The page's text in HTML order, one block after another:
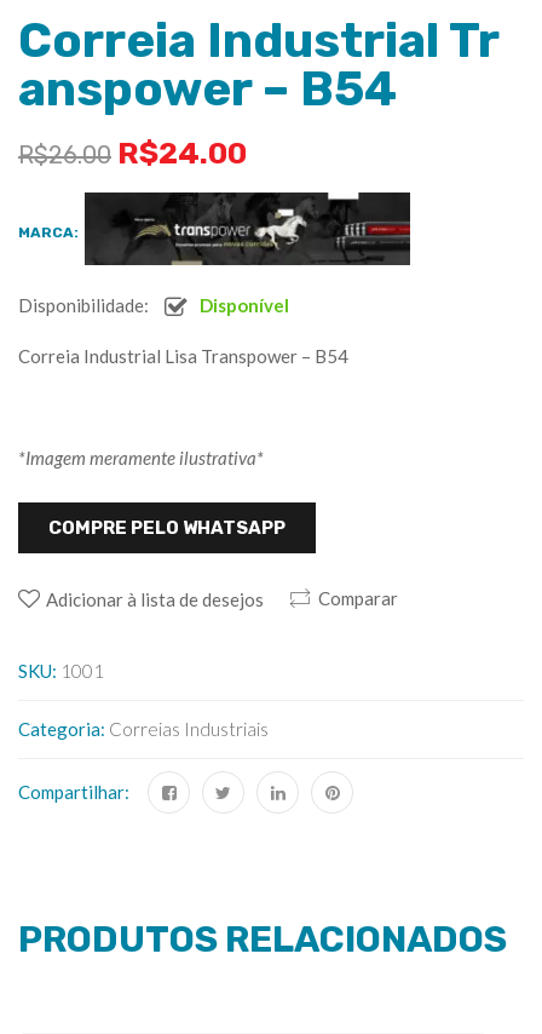
Correia Industrial Tr
anspower – B54
R$26.00 R$24.00
MARCA:
Disponibilidade: Disponível
Correia Industrial Lisa Transpower – B54
*Imagem meramente ilustrativa*
COMPRE PELO WHATSAPP
Adicionar à lista de desejos Comparar
SKU: 1001
Categoria: Correias Industriais
Compartilhar:
PRODUTOS RELACIONADOS